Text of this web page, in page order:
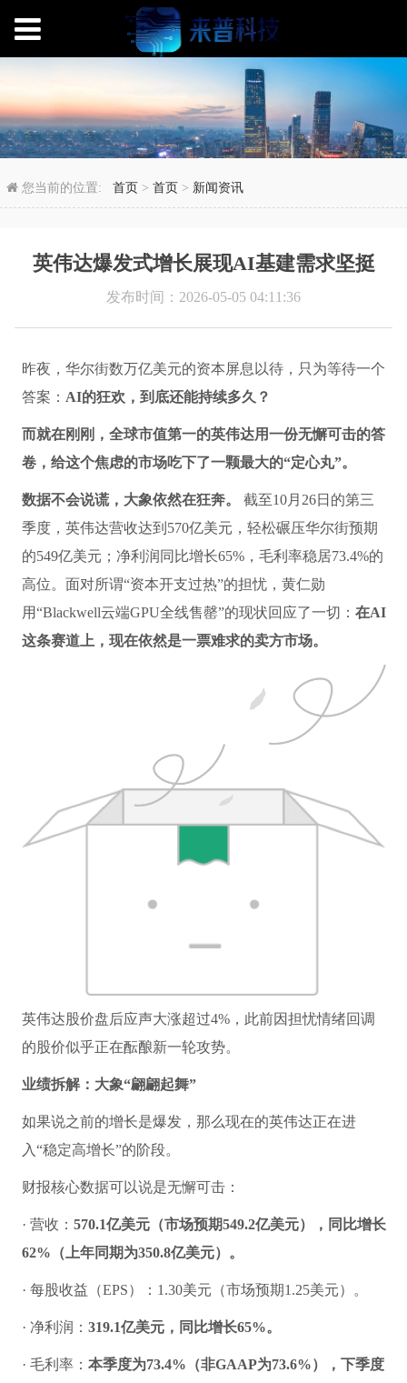
英伟达爆发式增长展现
您当前的位置:首页 >首页 > 新闻资讯
英伟达爆发式增长展现AI基建需求坚挺
发布时间：2026-05-05 04:11:36
昨夜，华尔街数万亿美元的资本屏息以待，只为等待一个
答案： AI的狂欢，到底还能持续多久？
而就在刚刚，全球市值第一的英伟达用一份无懈可击的答
卷，给这个焦虑的市场吃下了一颗最大的“定心丸”。
数据不会说谎，大象依然在狂奔。
截至10月26日的第三
季度，英伟达营收达到570亿美元，轻松碾压华尔街预期
的549亿美元；净利润同比增长65%，毛利率稳居73.4%的
高位。面对所谓“资本开支过热”的担忧，黄仁勋
用“Blackwell云端GPU全线售罄”的现状回应了一切： 在AI
这条赛道上，现在依然是一票难求的卖方市场。
英伟达股价盘后应声大涨超过4%，此前因担忧情绪回调
的股价似乎正在酝酿新一轮攻势。
业绩拆解：大象“翩翩起舞”
如果说之前的增长是爆发，那么现在的英伟达正在进
入“稳定高增长”的阶段。
财报核心数据可以说是无懈可击：
· 营收： 570.1亿美元（市场预期549.2亿美元），同比增长
62%（上年同期为350.8亿美元）。
· 每股收益（EPS）：1.30美元（市场预期1.25美元）。
· 净利润： 319.1亿美元，同比增长65%。
· 毛利率： 本季度为73.4%（非GAAP为73.6%），下季度